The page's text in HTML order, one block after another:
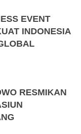
EVENT
INDONESIA
RESMIKAN